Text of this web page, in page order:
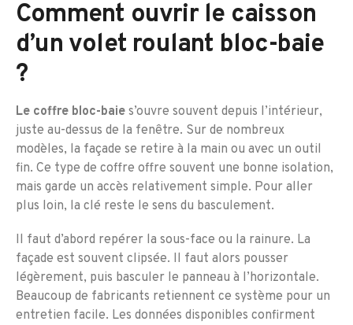
Comment ouvrir le caisson
d’un volet roulant bloc-baie
?
Le coffre bloc-baie s’ouvre souvent depuis l’intérieur,
juste au-dessus de la fenêtre. Sur de nombreux
modèles, la façade se retire à la main ou avec un outil
fin. Ce type de coffre offre souvent une bonne isolation,
mais garde un accès relativement simple. Pour aller
plus loin, la clé reste le sens du basculement.
Il faut d’abord repérer la sous-face ou la rainure. La
façade est souvent clipsée. Il faut alors pousser
légèrement, puis basculer le panneau à l’horizontale.
Beaucoup de fabricants retiennent ce système pour un
entretien facile. Les données disponibles confirment